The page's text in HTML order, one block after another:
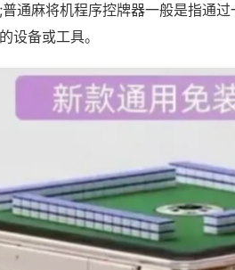
通麻将机程序控牌器一般是指通
设备或工具。